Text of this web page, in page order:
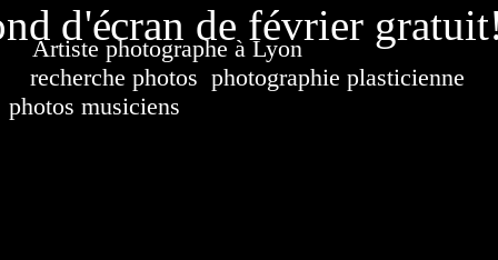
d'écran de février
Artiste photographe à LyonFrance. Banque
recherche photos photographie plasticienne
photos musiciens